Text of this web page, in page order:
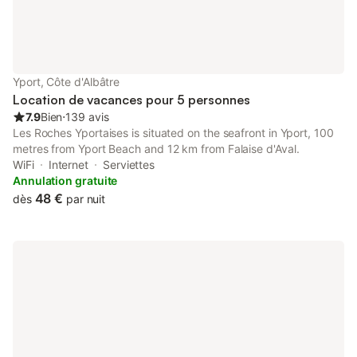
Yport, Côte d'Albâtre
Location de vacances pour 5 personnes
7.9Bien⋅139 avis
Les Roches Yportaises is situated on the seafront in Yport, 100
metres from Yport Beach and 12 km from Falaise d'Aval.
WiFi
Internet
Serviettes
Annulation gratuite
dès 48 € par nuit